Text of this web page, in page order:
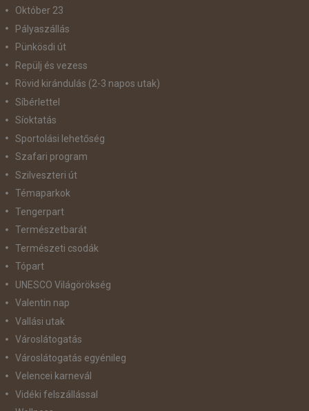
Október 23
Pályaszállás
Pünkösdi út
Repülj és vezess
Rövid kirándulás (2-3 napos utak)
Síbérlettel
Síoktatás
Sportolási lehetőség
Szafari program
Szilveszteri út
Témaparkok
Tengerpart
Természetbarát
Természeti csodák
Tópart
UNESCO Világörökség
Valentin nap
Vallási utak
Városlátogatás
Városlátogatás egyénileg
Velencei karnevál
Vidéki felszállással